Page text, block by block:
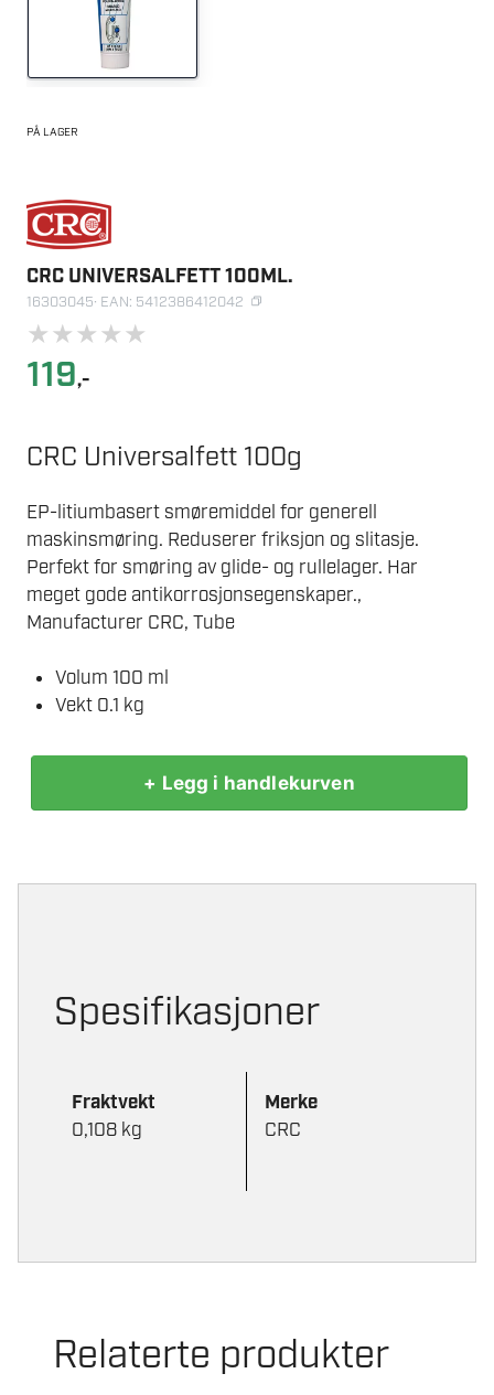
PÅ LAGER
CRC UNIVERSALFETT 100ML.
16303045· EAN: 5412386412042
★★★★★
119,-
CRC Universalfett 100g
EP-litiumbasert smøremiddel for generell
maskinsmøring. Reduserer friksjon og slitasje.
Perfekt for smøring av glide- og rullelager. Har
meget gode antikorrosjonsegenskaper.,
Manufacturer CRC, Tube
Volum 100 ml
Vekt 0.1 kg
antall
+ Legg i handlekurven
Spesifikasjoner
Fraktvekt
0,108 kg
Merke
CRC
Relaterte produkter